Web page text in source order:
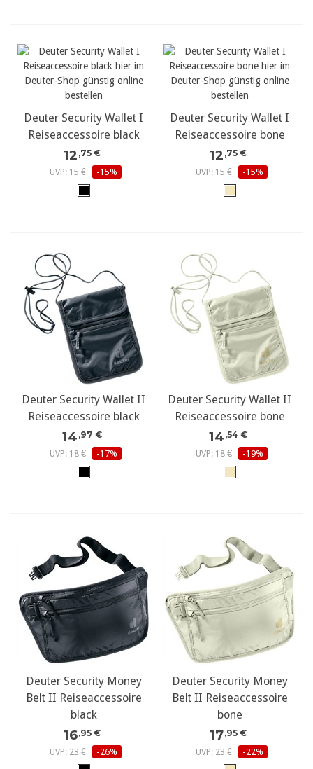
Deuter Security Wallet I
Reiseaccessoire black
12 ,75 €
UVP: 15 €
-15%
Deuter Security Wallet I
Reiseaccessoire bone
12 ,75 €
UVP: 15 €
-15%
Deuter Security Wallet II
Reiseaccessoire black
14 ,97 €
UVP: 18 €
-17%
Deuter Security Wallet II
Reiseaccessoire bone
14 ,54 €
UVP: 18 €
-19%
Deuter Security Money
Belt II Reiseaccessoire
black
16,95 €
UVP: 23 €
-26%
Deuter Security Money
Belt II Reiseaccessoire
bone
17,95 €
UVP: 23 €
-22%